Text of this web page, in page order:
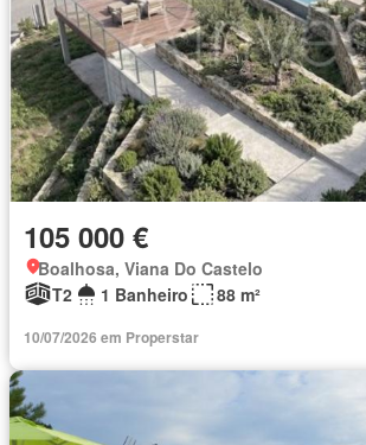
105 000 €
Boalhosa, Viana Do Castelo
T2
1 Banheiro 88 m²
10/07/2026 em Properstar